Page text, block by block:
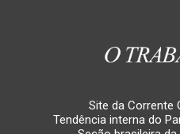
Site da Corrente
Tendência interna do